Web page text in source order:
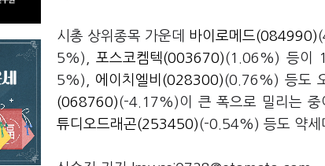
시총 상위종목 가운데 바이로메드(084990)
5%), 포스코켐텍(003670)(1.06%) 등이
5%), 에이치엘비(028300)(0.76%) 등도
(068760)(-4.17%)이 큰 폭으로 밀리는 중
튜디오드래곤(253450)(-0.54%) 등도 약세